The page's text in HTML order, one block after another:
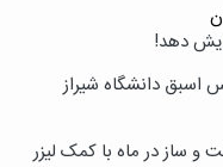
دهد!
اسبق دانشگاه شیراز
و ساز در ماه با کمک لیزر